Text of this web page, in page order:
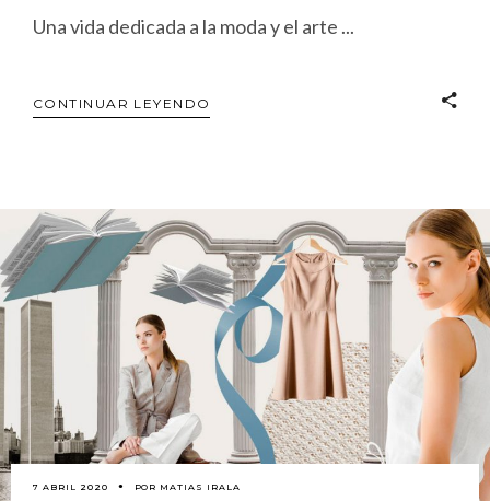
Una vida dedicada a la moda y el arte
CONTINUAR LEYENDO
7 ABRIL 2020 POR MATIAS IRALA